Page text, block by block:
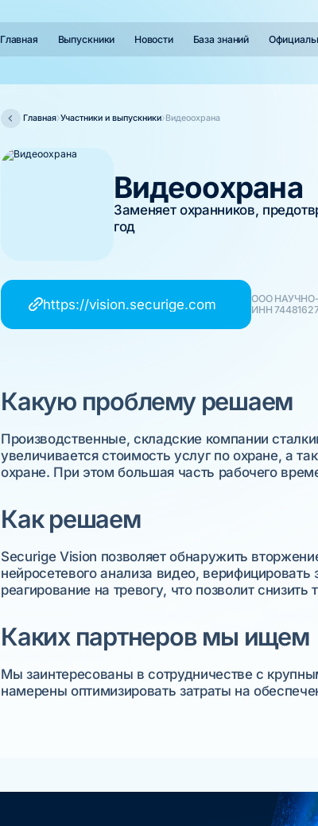
Главная Выпускники Новости База знаний
Главная Участники и выпускники Видеоохрана
Видеоохрана
Заменяет охранников,
год
https://vision.securige.com
ООО
ИНН
Какую проблему решаем
Производственные, складские компании
увеличивается стоимость услуг по охране, а
охране. При этом большая часть рабочего
Как решаем
Securige Vision позволяет обнаружить
нейросетевого анализа видео,
реагирование на тревогу, что позволит снизить
Каких партнеров мы ищем
Мы заинтересованы в сотрудничестве с
намерены оптимизировать затраты на